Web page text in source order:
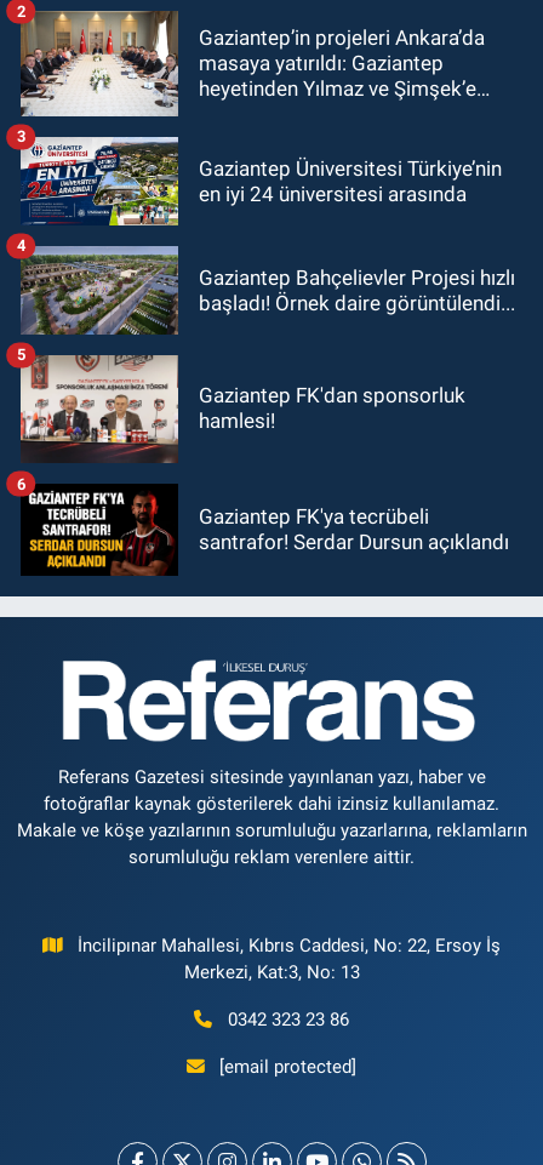
Gaziantep’in projeleri Ankara’da
masaya yatırıldı: Gaziantep
heyetinden Yılmaz ve Şimşek’e
2
Gaziantep Üniversitesi Türkiye’nin
en iyi 24 üniversitesi arasında
3
Gaziantep Bahçelievler Projesi hızlı
başladı! Örnek daire görüntülendi...
4
Gaziantep FK'dan sponsorluk
hamlesi!
5
Gaziantep FK'ya tecrübeli
santrafor! Serdar Dursun açıklandı
6
Referans Gazetesi sitesinde yayınlanan yazı, haber ve
fotoğraflar kaynak gösterilerek dahi izinsiz kullanılamaz.
Makale ve köşe yazılarının sorumluluğu yazarlarına, reklamların
sorumluluğu reklam verenlere aittir.
İncilipınar Mahallesi, Kıbrıs Caddesi, No: 22, Ersoy İş
Merkezi, Kat:3, No: 13
0342 323 23 86
[email protected]